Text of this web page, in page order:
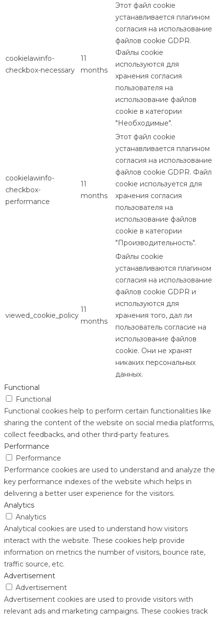
cookielawinfo-
checkbox-necessary
11
months
Этот файл cookie
устанавливается плагином
согласия на использование
файлов cookie GDPR.
Файлы cookie
используются для
хранения согласия
пользователя на
использование файлов
cookie в категории
"Необходимые".
cookielawinfo-
checkbox-
performance
11
months
Этот файл cookie
устанавливается плагином
согласия на использование
файлов cookie GDPR. Файл
cookie используется для
хранения согласия
пользователя на
использование файлов
cookie в категории
"Производительность".
viewed_cookie_policy
11
months
Файлы cookie
устанавливаются плагином
согласия на использование
файлов cookie GDPR и
используются для
хранения того, дал ли
пользователь согласие на
использование файлов
cookie. Они не хранят
никаких персональных
данных.
Functional
Functional
Functional cookies help to perform certain functionalities like
sharing the content of the website on social media platforms,
collect feedbacks, and other third-party features.
Performance
Performance
Performance cookies are used to understand and analyze the
key performance indexes of the website which helps in
delivering a better user experience for the visitors.
Analytics
Analytics
Analytical cookies are used to understand how visitors
interact with the website. These cookies help provide
information on metrics the number of visitors, bounce rate,
traffic source, etc.
Advertisement
Advertisement
Advertisement cookies are used to provide visitors with
relevant ads and marketing campaigns. These cookies track